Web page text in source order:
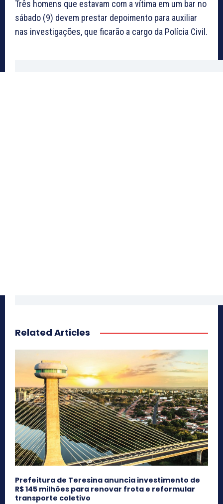
Três homens que estavam com a vítima em um bar no
sábado (9) devem prestar depoimento para auxiliar
nas investigações, que ficarão a cargo da Polícia Civil.
Related Articles
Prefeitura de Teresina anuncia investimento de
R$ 145 milhões para renovar frota e reformular
transporte coletivo